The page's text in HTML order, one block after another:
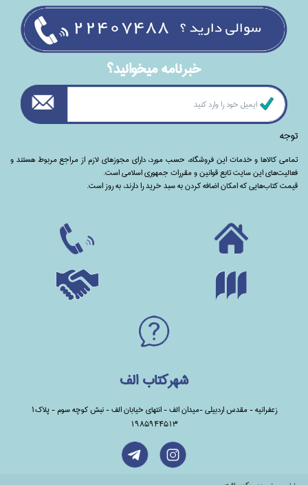
خبرنامه ميخوانيد؟
توجه
تمامی‌ کالاها و خدمات این فروشگاه، حسب مورد،‌ دارای مجوزهای لازم از مراجع مربوط هستند ‌و‌‌
فعالیت‌های این سایت تابع قوانین و مقررات جمهوری اسلامی است.
قیمت کتاب‌هایی که امکان اضافه کردن به سبد خرید را دارند،‌ به روز است.
شهرکتاب الف
زعفرانیه - مقدس اردبیلی -میدان الف - انتهای خیابان الف - نبش کوچه سوم - پلاک1
1985944513